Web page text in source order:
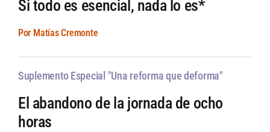
Si todo es esencial, nada lo es*
Por Matías Cremonte
Suplemento Especial "Una reforma que deforma"
El abandono de la jornada de ocho
horas